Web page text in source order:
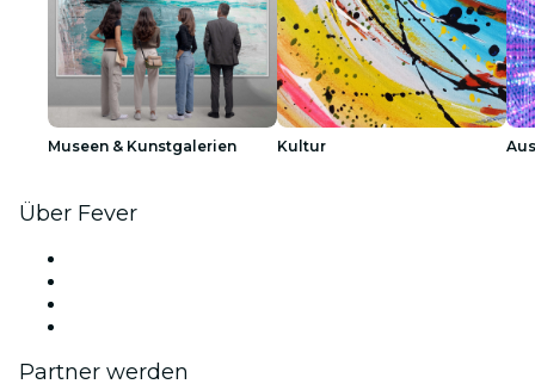
Museen & Kunstgalerien Kultur
Über Fever
Partner werden